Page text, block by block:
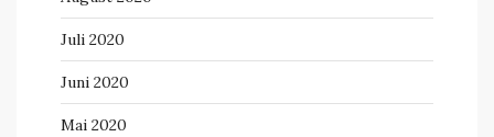
Juli 2020
Juni 2020
Mai 2020